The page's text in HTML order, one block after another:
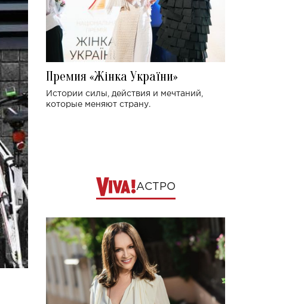
Премия «Жінка України»
Истории силы, действия и мечтаний,
которые меняют страну.
АСТРО